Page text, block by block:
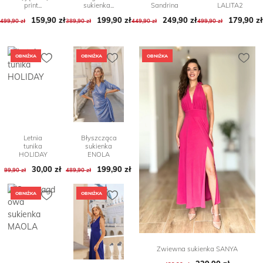
print...
Cena podstawowa
499,90 zł Cena
159,90 zł
sukienka...
Cena podstawowa
389,90 zł Cena
199,90 zł
Sandrina
Cena podstawowa
449,90 zł Cena
249,90 zł
LALITA2
Cena
499,90 zł Cena
179,90 zł
OBNIŻKA
Letnia
tunika
HOLIDAY
Cena podstawowa
99,90 zł Cena
30,00 zł
OBNIŻKA
Błyszcząca
sukienka
ENOLA
Cena podstawowa
489,90 zł Cena
199,90 zł
OBNIŻKA OBNIŻKA
OBNIŻKA
Zwiewna sukienka SANYA